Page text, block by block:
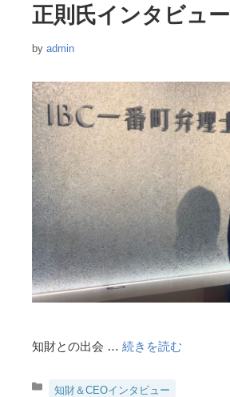
正則氏インタビュー
by admin
知財との出会 … 続きを読む
カ
知財＆CEOインタビュー